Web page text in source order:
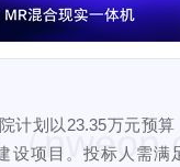
计划以23.35万元预
设项目。投标人需满